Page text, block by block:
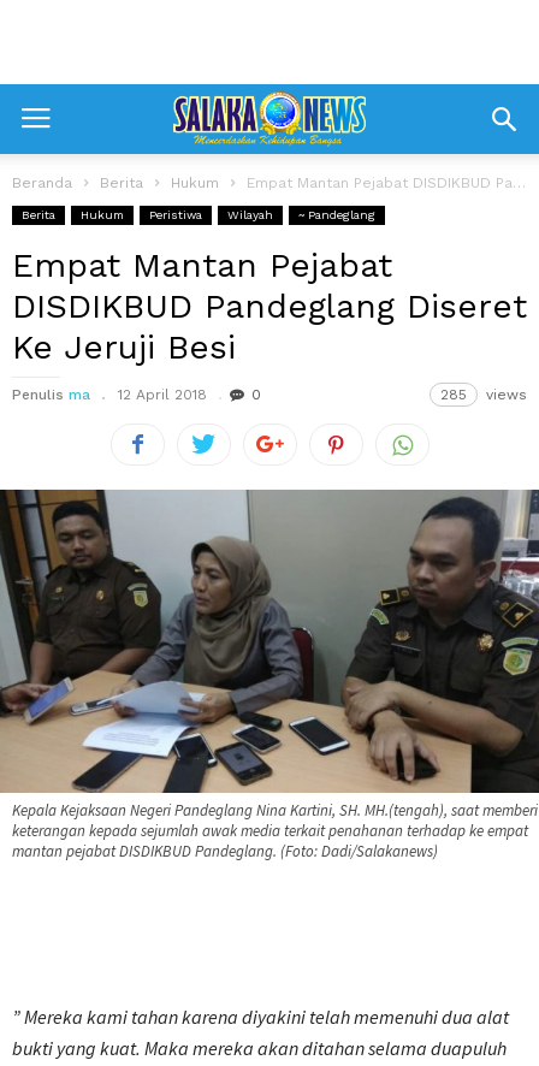
Beranda Berita Hukum Empat Mantan Pejabat DISDIKBUD Pandeglang Diseret Ke Jeruji Besi
Berita Hukum Peristiwa Wilayah ~ Pandeglang
Empat Mantan Pejabat
DISDIKBUD Pandeglang Diseret
Ke Jeruji Besi
Penulis ma 12 April 2018 0 285 views
Kepala Kejaksaan Negeri Pandeglang Nina Kartini, SH. MH.(tengah), saat memberi
keterangan kepada sejumlah awak media terkait penahanan terhadap ke empat
mantan pejabat DISDIKBUD Pandeglang. (Foto: Dadi/Salakanews)
” Mereka kami tahan karena diyakini telah memenuhi dua alat
bukti yang kuat. Maka mereka akan ditahan selama duapuluh